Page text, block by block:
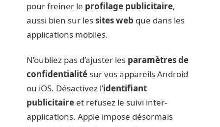
pour freiner le profilage publicitaire,
aussi bien sur lessites web que dans les
applications mobiles.
N’oubliez pas d’ajuster les paramètres de
confidentialité sur vos appareils Android
ou iOS. Désactivez l’identifiant
publicitaire et refusez le suivi inter-
applications. Apple impose désormais